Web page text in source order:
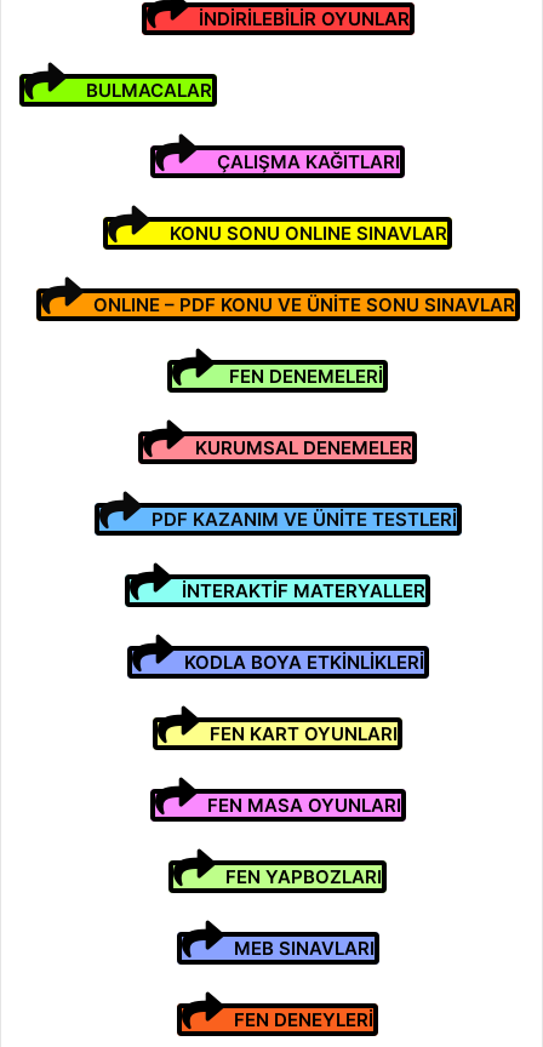
İNDİRİLEBİLİR OYUNLAR
BULMACALAR
ÇALIŞMA KAĞITLARI
KONU SONU ONLINE SINAVLAR
ONLINE – PDF KONU VE ÜNİTE SONU SINAVLAR
FEN DENEMELERİ
KURUMSAL DENEMELER
PDF KAZANIM VE ÜNİTE TESTLERİ
İNTERAKTİF MATERYALLER
KODLA BOYA ETKİNLİKLERİ
FEN KART OYUNLARI
FEN MASA OYUNLARI
FEN YAPBOZLARI
MEB SINAVLARI
FEN DENEYLERİ